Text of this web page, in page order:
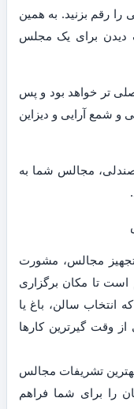
را رقم بزنید. به همین
دیدن برای یک مجلس
تر خواهد بود و پس
و شمع آرایی و دیزاین
صندلی، مجالس شما به
مجالس، مشورت
است تا مکان برگزاری
انتخاب سالن، باغ یا
وقت گیرترین کارها
تشریفات مجالس
را برای شما فراهم